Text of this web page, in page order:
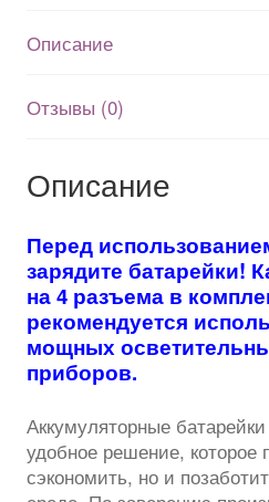
Type-
на
1.5V/3000mWh
Описание
Отзывы (0)
Описание
Перед
зарядите батарейки!
на 4 разъема в
рекомендуется
мощных
приборов.
Аккумуляторные
удобное решение, которое
сэкономить, но и